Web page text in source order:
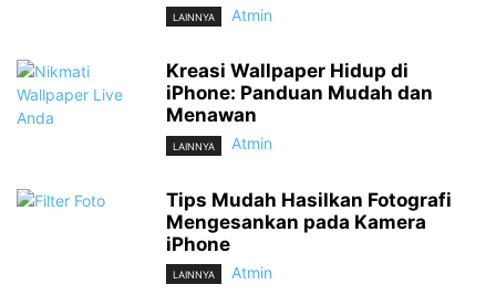
LAINNYA Atmin
Kreasi Wallpaper Hidup di
iPhone: Panduan Mudah dan
Menawan
LAINNYA Atmin
Tips Mudah Hasilkan Fotografi
Mengesankan pada Kamera
iPhone
LAINNYA Atmin